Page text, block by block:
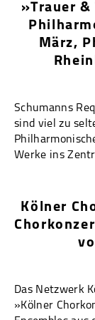
»Trauer
März,
Schumanns
sind viel zu
Werke ins
Kölner
Das Netzwerk
»Kölner